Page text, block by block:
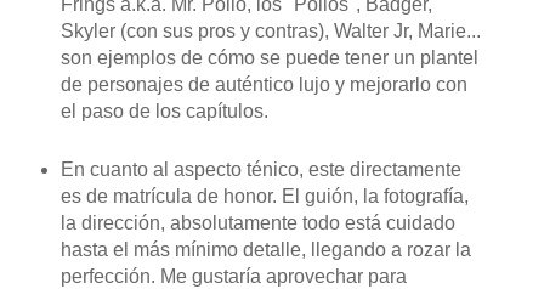
Skyler (con sus pros y contras), Walter Jr, Marie...
son ejemplos de cómo se puede tener un plantel
de personajes de auténtico lujo y mejorarlo con
el paso de los capítulos.
En cuanto al aspecto ténico, este directamente
es de matrícula de honor. El guión, la fotografía,
la dirección, absolutamente todo está cuidado
hasta el más mínimo detalle, llegando a rozar la
perfección. Me gustaría aprovechar para